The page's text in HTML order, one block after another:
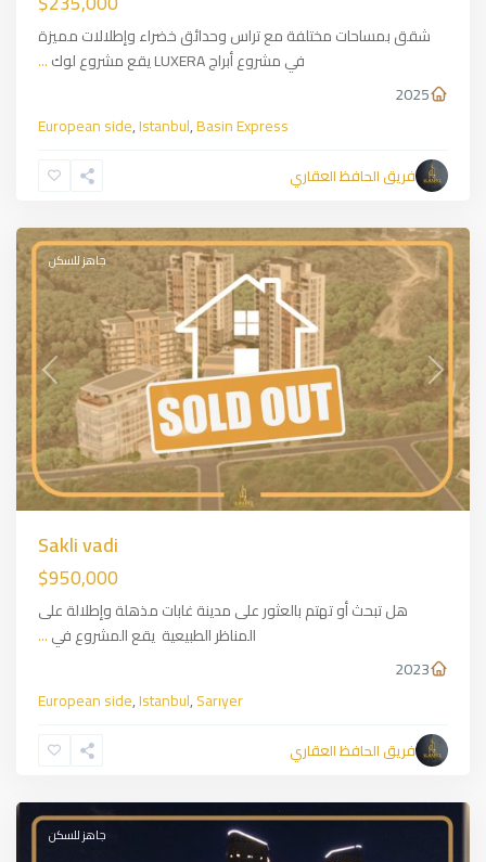
شقق بمساحات مختلفة مع تراس وحدائق خضراء وإطلالات مميزة
في مشروع أبراج LUXERA يقع مشروع لوك
...
2025
European side,Istanbul,Basin Express
فريق الحافظ العقاري
European
side,
Next
جاهز للسكن
Sakli vadi
$950,000
هل تبحث أو تهتم بالعثور على مدينة غابات مذهلة وإطلالة على
المناظر الطبيعية يقع المشروع في...
2023
European side,Istanbul,Sarıyer
فريق الحافظ العقاري
European
side,
جاهز للسكن